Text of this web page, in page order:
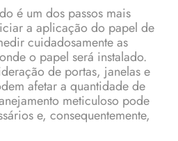
é um dos passos mais
a aplicação do papel de
cuidadosamente as
o papel será instalado.
de portas, janelas e
afetar a quantidade de
meticuloso pode
e, consequentemente,